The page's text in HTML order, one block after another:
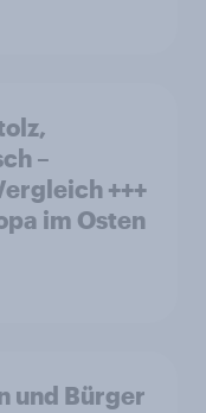
–
+++
im Osten
und Bürger